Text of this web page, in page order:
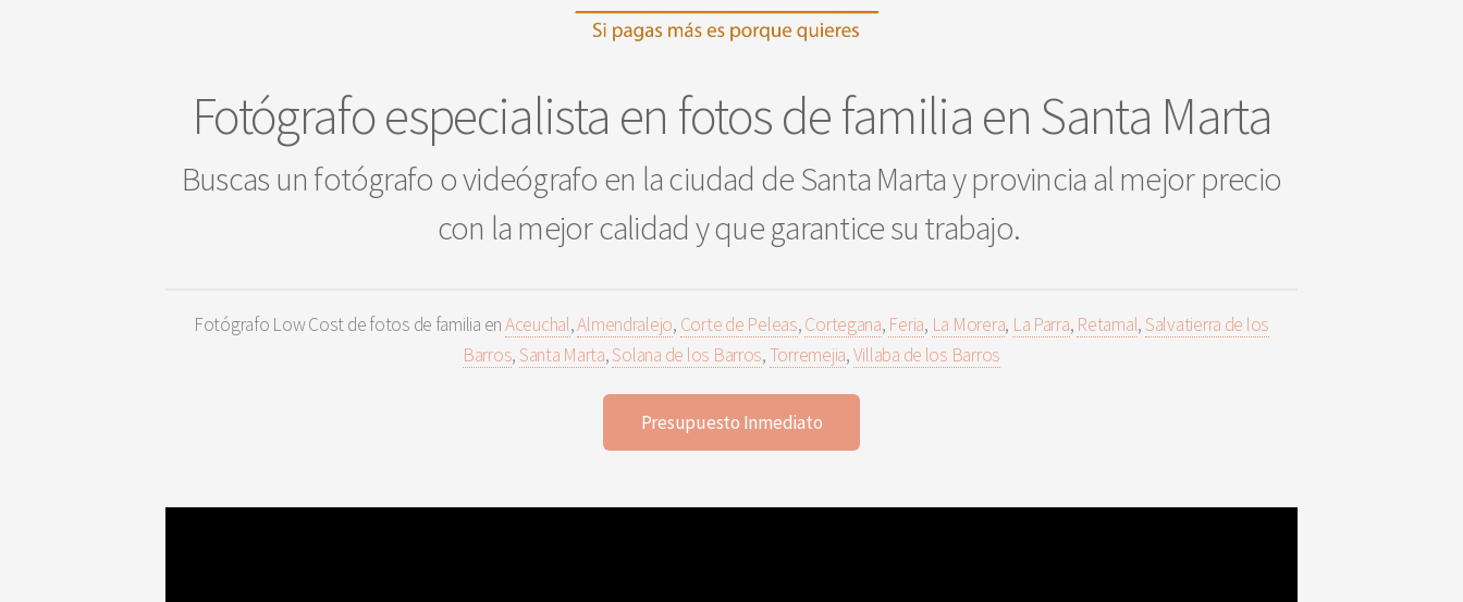
Fotógrafo especialista en fotos de familia en Santa Marta
Buscas un fotógrafo o videógrafo en la ciudad de Santa Marta y provincia al mejor precio
con la mejor calidad y que garantice su trabajo.
Fotógrafo Low Cost de fotos de familia enAceuchal,Almendralejo, Corte de Peleas,Cortegana, Feria, La Morera, La Parra, Retamal,Salvatierra de los
Barros,Santa Marta,Solana de los Barros,Torremejia,Villaba de los Barros
Presupuesto Inmediato